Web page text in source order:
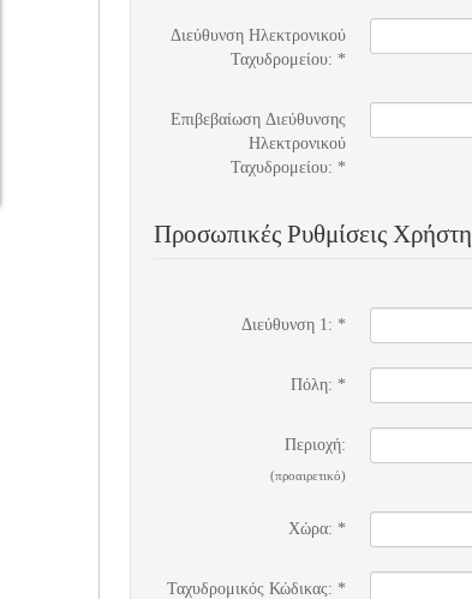
Διεύθυνση Ηλεκτρονικού
Ταχυδρομείου: *
Επιβεβαίωση Διεύθυνσης
Ηλεκτρονικού
Ταχυδρομείου: *
Προσωπικές Ρυθμίσεις Χρήστη
Διεύθυνση 1: *
Πόλη: *
Περιοχή:
(προαιρετικό)
Χώρα: *
Ταχυδρομικός Κώδικας: *